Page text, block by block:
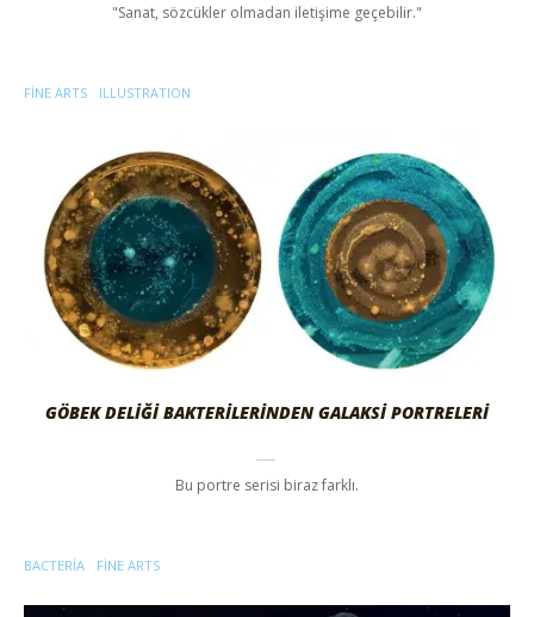
"Sanat, sözcükler olmadan iletişime geçebilir."
FINE ARTS ILLUSTRATION
GÖBEK DELİĞİ BAKTERİLERİNDEN GALAKSİ PORTRELERİ
Bu portre serisi biraz farklı.
BACTERIA FINE ARTS